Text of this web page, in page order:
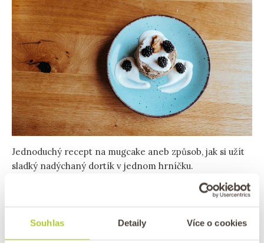
Souhlas Detaily Více o cookies
Jednoduchý recept na mugcake aneb způsob, jak si užít
sladký nadýchaný dortík v jednom hrníčku.
My jsme použili formu na creme brulee, aby
mugcake nebyl příliš vysoký a šel hezky vyklopit.
muffin. Dáme do mikrovlnné trouby a pustíme na